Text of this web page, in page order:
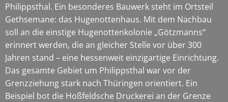
Philippsthal. Ein besonderes Bauwerk steht im Ortsteil
Gethsemane: das Hugenottenhaus. Mit dem Nachbau
soll an die einstige Hugenottenkolonie „Götzmanns“
erinnert werden, die an gleicher Stelle vor über 300
Jahren stand – eine hessenweit einzigartige Einrichtung.
Das gesamte Gebiet um Philippsthal war vor der
Grenzziehung stark nach Thüringen orientiert. Ein
Beispiel bot die Hoßfeldsche Druckerei an der Grenze